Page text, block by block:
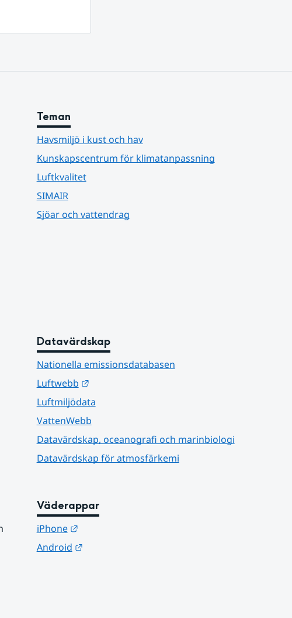
Teman
Havsmiljö i kust och hav
Kunskapscentrum för klimatanpassning
Luftkvalitet
SIMAIR
Sjöar och vattendrag
Datavärdskap
Nationella emissionsdatabasen
Luftwebb
Länk till annan webbplats.
Luftmiljödata
VattenWebb
Datavärdskap, oceanografi och marinbiologi
Datavärdskap för atmosfärkemi
Väderappar
iPhone
Länk till annan webbplats.
Android
Länk till annan webbplats.